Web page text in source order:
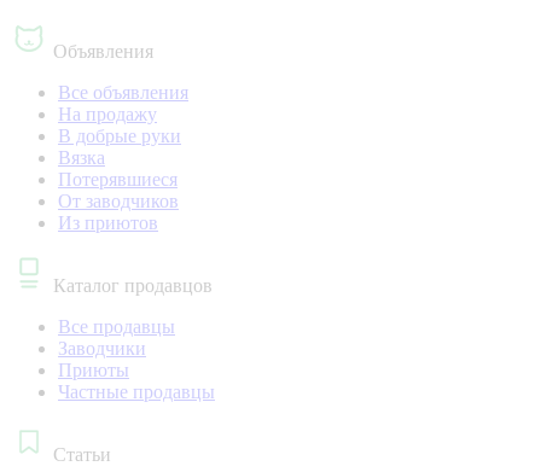
Объявления
Все объявления
На продажу
В добрые руки
Вязка
Потерявшиеся
От заводчиков
Из приютов
Каталог продавцов
Все продавцы
Заводчики
Приюты
Частные продавцы
Статьи